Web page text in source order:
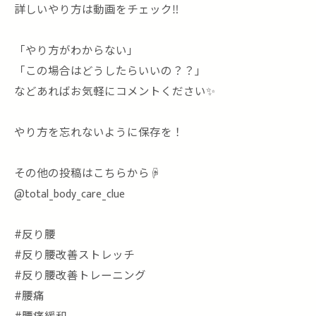
詳しいやり方は動画をチェック‼️
「やり方がわからない」
「この場合はどうしたらいいの？？」
などあればお気軽にコメントください✨
やり方を忘れないように保存を！
その他の投稿はこちらから☟
@total_body_care_clue
#反り腰
#反り腰改善ストレッチ
#反り腰改善トレーニング
#腰痛